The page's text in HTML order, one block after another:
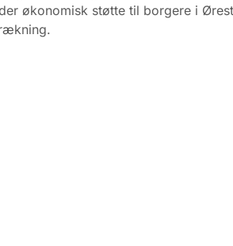
økonomisk støtte til borgere i